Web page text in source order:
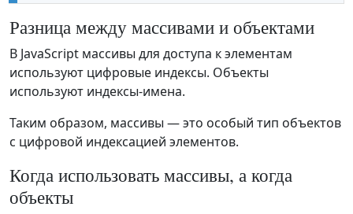
Разница между массивами и объектами
В JavaScript массивы для доступа к элементам
используют цифровые индексы. Объекты
используют индексы-имена.
Таким образом, массивы — это особый тип объектов
с цифровой индексацией элементов.
Когда использовать массивы, а когда
объекты